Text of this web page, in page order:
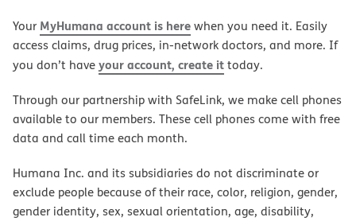
Your MyHumana account is herewhen you need it. Easily
access claims, drug prices, in-network doctors, and more. If
you don’t haveyour account, create ittoday.
Through our partnership with SafeLink, we make cell phones
available to our members. These cell phones come with free
data and call time each month.
Humana Inc. and its subsidiaries do not discriminate or
exclude people because of their race, color, religion, gender,
gender identity, sex, sexual orientation, age, disability,